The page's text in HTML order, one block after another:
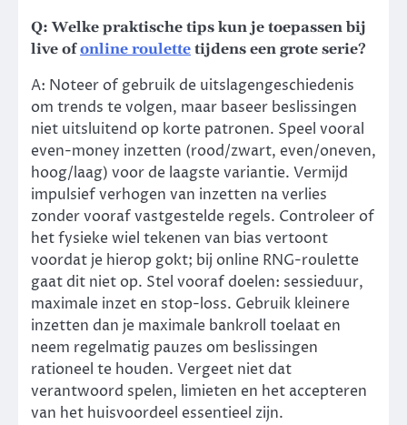
Q: Welke praktische tips kun je toepassen bij
live ofonline roulette tijdens een grote serie?
A: Noteer of gebruik de uitslagengeschiedenis
om trends te volgen, maar baseer beslissingen
niet uitsluitend op korte patronen. Speel vooral
even-money inzetten (rood/zwart, even/oneven,
hoog/laag) voor de laagste variantie. Vermijd
impulsief verhogen van inzetten na verlies
zonder vooraf vastgestelde regels. Controleer of
het fysieke wiel tekenen van bias vertoont
voordat je hierop gokt; bij online RNG-roulette
gaat dit niet op. Stel vooraf doelen: sessieduur,
maximale inzet en stop-loss. Gebruik kleinere
inzetten dan je maximale bankroll toelaat en
neem regelmatig pauzes om beslissingen
rationeel te houden. Vergeet niet dat
verantwoord spelen, limieten en het accepteren
van het huisvoordeel essentieel zijn.